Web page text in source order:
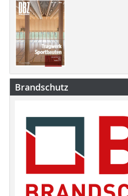
Brandschutz